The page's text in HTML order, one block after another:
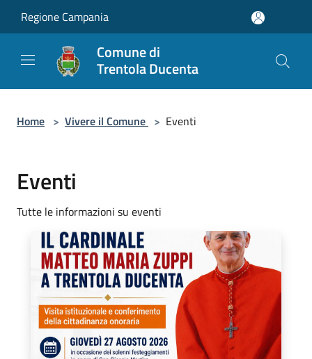
Regione Campania
Comune di
Trentola Ducenta
Home > Vivere il Comune > Eventi
Eventi
Tutte le informazioni su eventi